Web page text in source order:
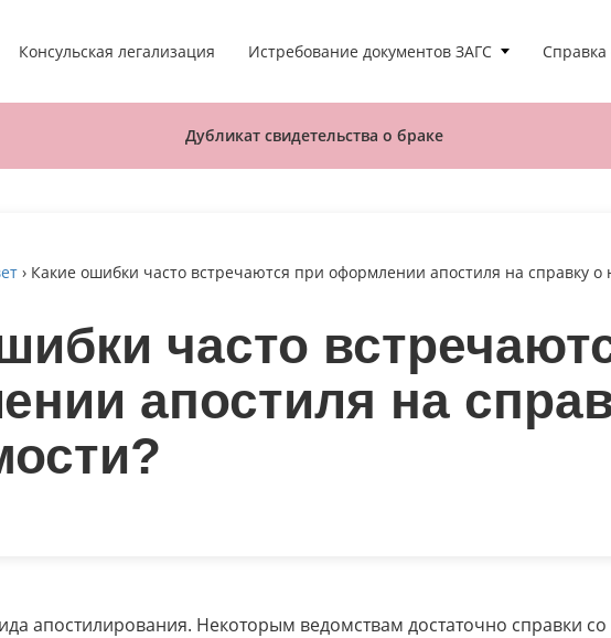
Консульская легализация Истребование документов ЗАГС Справка
Дубликат свидетельства о браке
› Какие ошибки часто встречаются при оформлении апостиля на справку о
часто
апостиля на
апостилирования. Некоторым ведомствам достаточно справки